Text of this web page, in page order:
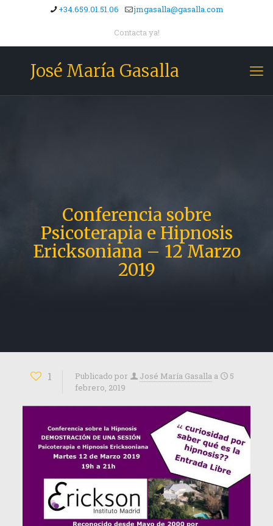
+34.659.01.51.06 jmgasalla@gasalla.com
Contacta ya!
José María Gasalla
Conferencia sobre
Psicoterapia e Hipnosis
Ericksoniana – 12 Marzo
2019
1 Publicado por José María Gasalla a
5
febrero, 2019